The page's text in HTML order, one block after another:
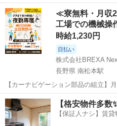
は１０００ 円 象印のものは、２500
山梨 都留市 禾生駅 家庭
≪寮無料・月収
工場での機械操
時給1,230円
日払い
株式会社BREXA
長野県 南松本駅
【カーナビゲーション部品の組立】
円！／うれしい土日祝休み★年間休
OK！ 人気の工場のお仕事 ◇カーナビゲーション部品の組立◇ ■ 業務
内容 車載用カーナビゲ...
長野 松本市 南松本駅 そ
【格安物件多数
【保証人ナシ】賃貸